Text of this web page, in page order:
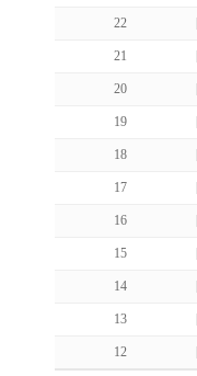
22
21
20
19
18
17
16
15
14
13
12